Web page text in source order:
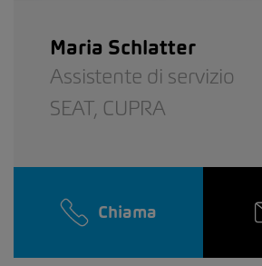
Maria Schlatter
Assistente di servizio
SEAT, CUPRA
Chiama